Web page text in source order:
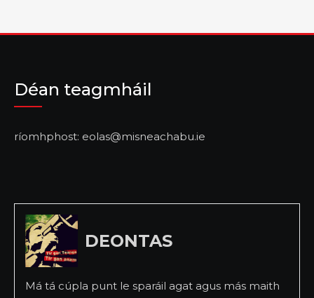
Déan teagmháil
ríomhphost: eolas@misneachabu.ie
DEONTAS
Má tá cúpla punt le sparáil agat agus más maith